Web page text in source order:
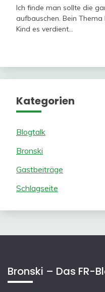
Ich finde man sollte die
aufbauschen. Bein
Kind es verdient…
Kategorien
Blogtalk
Bronski
Gastbeiträge
Schlagseite
Bronski – Das FR-